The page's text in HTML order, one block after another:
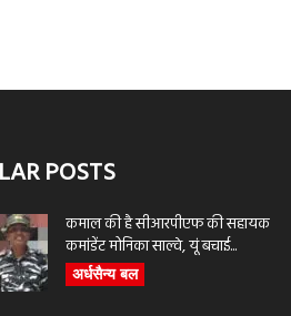
POSTS
कमाल की है सीआरपीएफ की सहायक
कमांडेंट मोनिका साल्वे, यूं बचाई...
अर्धसैन्य बल